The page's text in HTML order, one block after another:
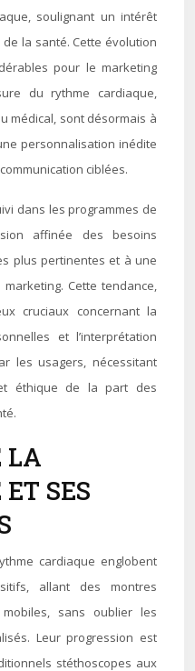
soulignant un intérêt
la santé. Cette évolution
pour le marketing
du rythme cardiaque,
médical, sont désormais à
personnalisation inédite
ciblées.
dans les programmes de
affinée des besoins
plus pertinentes et à une
Cette tendance,
cruciaux concernant la
et l’interprétation
les usagers, nécessitant
éthique de la part des
LA
SES
cardiaque englobent
allant des montres
sans oublier les
Leur progression est
stéthoscopes aux